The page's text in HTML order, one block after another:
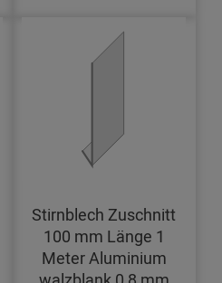
Stirnblech Zuschnitt
100 mm Länge 1
Meter Aluminium